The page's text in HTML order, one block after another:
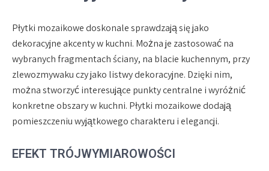
Płytki mozaikowe doskonale sprawdzają się jako
dekoracyjne akcenty w kuchni. Można je zastosować na
wybranych fragmentach ściany, na blacie kuchennym, przy
zlewozmywaku czy jako listwy dekoracyjne. Dzięki nim,
można stworzyć interesujące punkty centralne i wyróżnić
konkretne obszary w kuchni. Płytki mozaikowe dodają
pomieszczeniu wyjątkowego charakteru i elegancji.
EFEKT TRÓJWYMIAROWOŚCI